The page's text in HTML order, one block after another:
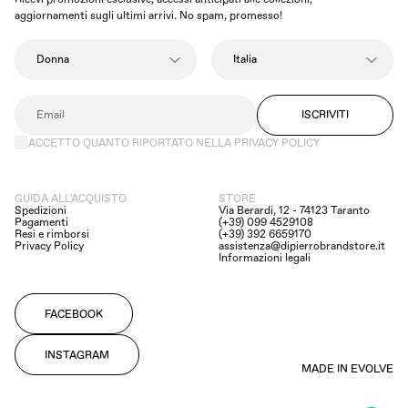
aggiornamenti sugli ultimi arrivi. No spam, promesso!
ISCRIVITI
ACCETTO QUANTO RIPORTATO NELLA PRIVACY POLICY
GUIDA ALL'ACQUISTO
Spedizioni
Pagamenti
Resi e rimborsi
Privacy Policy
STORE
Via Berardi, 12 - 74123 Taranto
(+39) 099 4529108
(+39) 392 6659170
assistenza@dipierrobrandstore.it
Informazioni legali
FACEBOOK
INSTAGRAM
MADE IN EVOLVE